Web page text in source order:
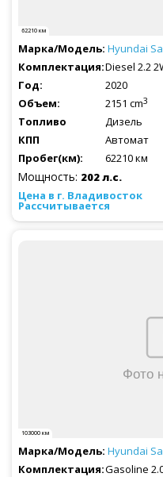
62210 км
Hyundai
Diesel 2.2
2020
2151 cm3
Дизель
Автомат
62210 км
Мощность: 202 л.с.
Рассчитывается
103000 км
Hyundai
Gasoline